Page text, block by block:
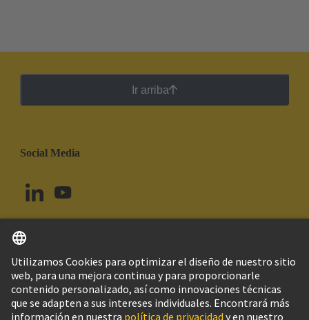
Ir arriba
Social Media
Uruguay Español
© Grupo Tecnológico HARTING